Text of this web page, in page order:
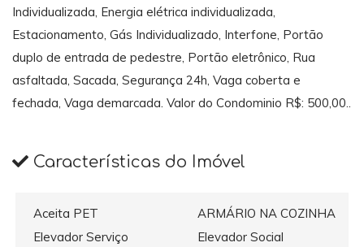
Individualizada, Energia elétrica individualizada,
Estacionamento, Gás Individualizado, Interfone, Portão
duplo de entrada de pedestre, Portão eletrônico, Rua
asfaltada, Sacada, Segurança 24h, Vaga coberta e
fechada, Vaga demarcada. Valor do Condominio R$: 500,00..
Características do Imóvel
Aceita PET
ARMÁRIO NA COZINHA
Elevador Serviço
Elevador Social